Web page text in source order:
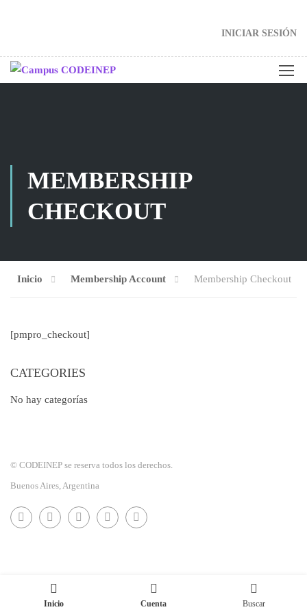
INICIAR SESIÓN
MEMBERSHIP
CHECKOUT
Inicio Membership Account Membership Checkout
[pmpro_checkout]
CATEGORIES
No hay categorías
© CODEINEP se reserva todos los derechos.
Buenos Aires, Argentina
Inicio Cuenta Buscar